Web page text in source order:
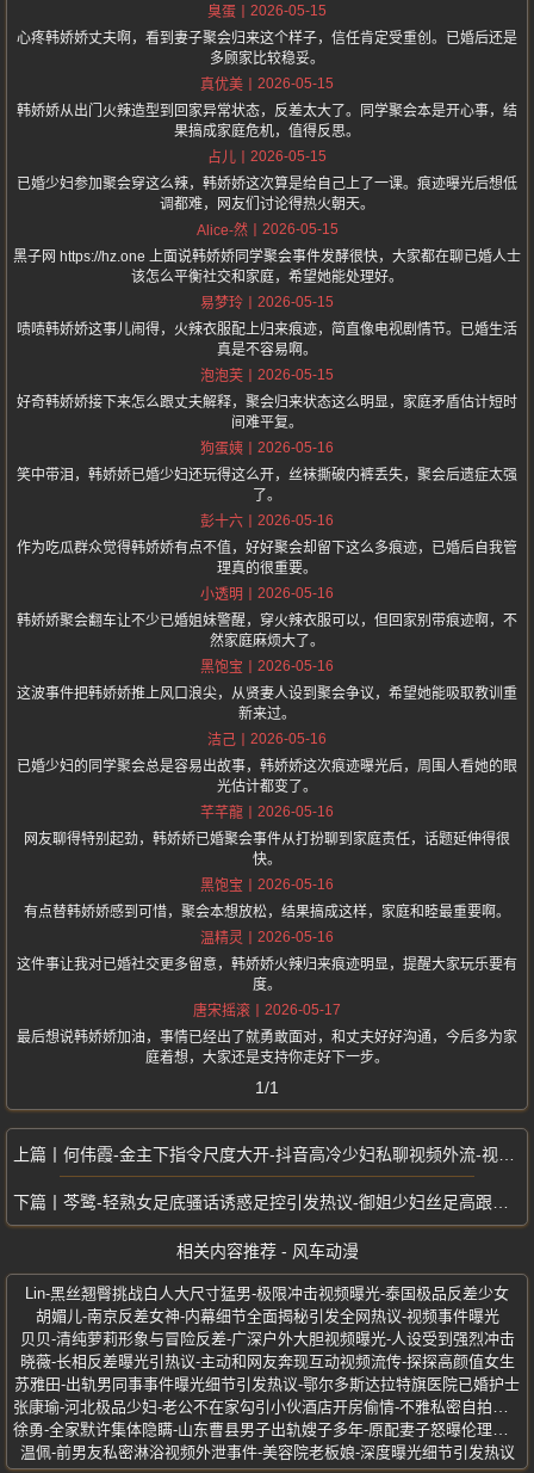
臭蛋
2026-05-15
心疼韩娇娇丈夫啊，看到妻子聚会归来这个样子，信任肯定受重创。已婚后还是
多顾家比较稳妥。
真优美
2026-05-15
韩娇娇从出门火辣造型到回家异常状态，反差太大了。同学聚会本是开心事，结
果搞成家庭危机，值得反思。
占儿
2026-05-15
已婚少妇参加聚会穿这么辣，韩娇娇这次算是给自己上了一课。痕迹曝光后想低
调都难，网友们讨论得热火朝天。
Alice-然
2026-05-15
黑子网 https://hz.one 上面说韩娇娇同学聚会事件发酵很快，大家都在聊已婚人士
该怎么平衡社交和家庭，希望她能处理好。
易梦玲
2026-05-15
啧啧韩娇娇这事儿闹得，火辣衣服配上归来痕迹，简直像电视剧情节。已婚生活
真是不容易啊。
泡泡芙
2026-05-15
好奇韩娇娇接下来怎么跟丈夫解释，聚会归来状态这么明显，家庭矛盾估计短时
间难平复。
狗蛋姨
2026-05-16
笑中带泪，韩娇娇已婚少妇还玩得这么开，丝袜撕破内裤丢失，聚会后遗症太强
了。
彭十六
2026-05-16
作为吃瓜群众觉得韩娇娇有点不值，好好聚会却留下这么多痕迹，已婚后自我管
理真的很重要。
小透明
2026-05-16
韩娇娇聚会翻车让不少已婚姐妹警醒，穿火辣衣服可以，但回家别带痕迹啊，不
然家庭麻烦大了。
黑饱宝
2026-05-16
这波事件把韩娇娇推上风口浪尖，从贤妻人设到聚会争议，希望她能吸取教训重
新来过。
洁己
2026-05-16
已婚少妇的同学聚会总是容易出故事，韩娇娇这次痕迹曝光后，周围人看她的眼
光估计都变了。
芊芊龍
2026-05-16
网友聊得特别起劲，韩娇娇已婚聚会事件从打扮聊到家庭责任，话题延伸得很
快。
黑饱宝
2026-05-16
有点替韩娇娇感到可惜，聚会本想放松，结果搞成这样，家庭和睦最重要啊。
温精灵
2026-05-16
这件事让我对已婚社交更多留意，韩娇娇火辣归来痕迹明显，提醒大家玩乐要有
度。
唐宋摇滚
2026-05-17
最后想说韩娇娇加油，事情已经出了就勇敢面对，和丈夫好好沟通，今后多为家
庭着想，大家还是支持你走好下一步。
1/1
何伟霞-金主下指令尺度大开-抖音高冷少妇私聊视频外流-视觉冲击力爆棚
芩鹭-轻熟女足底骚话诱惑足控引发热议-御姐少妇丝足高跟福利曝光
相关内容推荐 - 风车动漫
Lin-黑丝翘臀挑战白人大尺寸猛男-极限冲击视频曝光-泰国极品反差少女
胡媚儿-南京反差女神-内幕细节全面揭秘引发全网热议-视频事件曝光
贝贝-清纯萝莉形象与冒险反差-广深户外大胆视频曝光-人设受到强烈冲击
晓薇-长相反差曝光引热议-主动和网友奔现互动视频流传-探探高颜值女生
苏雅田-出轨男同事事件曝光细节引发热议-鄂尔多斯达拉特旗医院已婚护士
温佩-前男友私密淋浴视频外泄事件-美容院老板娘-深度曝光细节引发热议